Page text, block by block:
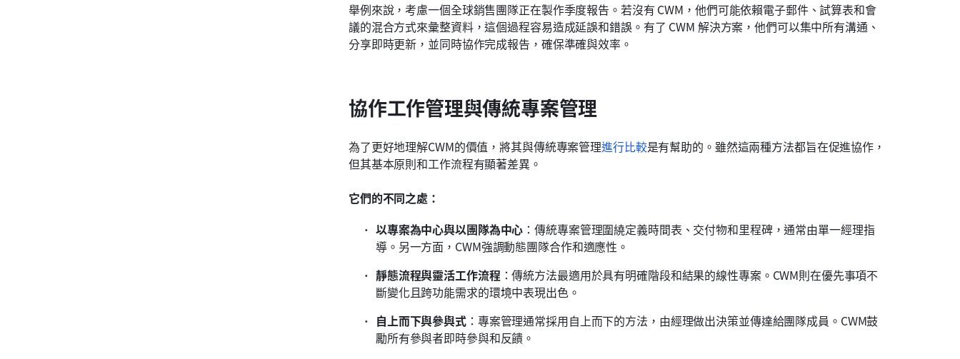
舉例來說，考慮一個全球銷售團隊正在製作季度報告。若沒有 CWM，他們可能依賴電子郵件、試算表和會
議的混合方式來彙整資料，這個過程容易造成延誤和錯誤。有了 CWM 解決方案，他們可以集中所有溝通、
分享即時更新，並同時協作完成報告，確保準確與效率。
協作工作管理與傳統專案管理
為了更好地理解CWM的價值，將其與傳統專案管理進行比較是有幫助的。雖然這兩種方法都旨在促進協作，
但其基本原則和工作流程有顯著差異。
它們的不同之處：
以專案為中心與以團隊為中心 ：傳統專案管理圍繞定義時間表、交付物和里程碑，通常由單一經理指
導。另一方面，CWM強調動態團隊合作和適應性。
靜態流程與靈活工作流程 ：傳統方法最適用於具有明確階段和結果的線性專案。CWM則在優先事項不
斷變化且跨功能需求的環境中表現出色。
自上而下與參與式：專案管理通常採用自上而下的方法，由經理做出決策並傳達給團隊成員。CWM鼓
勵所有參與者即時參與和反饋。